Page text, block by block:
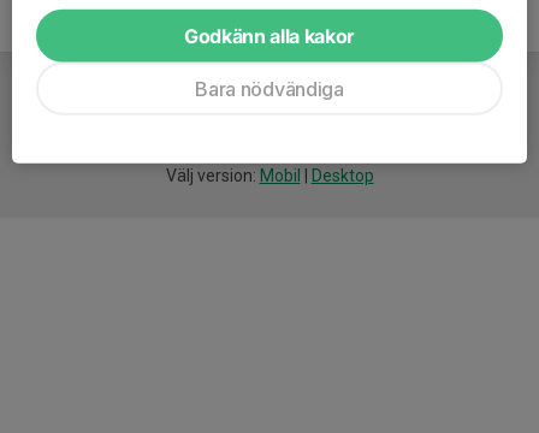
Välj version: Mobil Desktop
Godkänn alla kakor
Bara nödvändiga